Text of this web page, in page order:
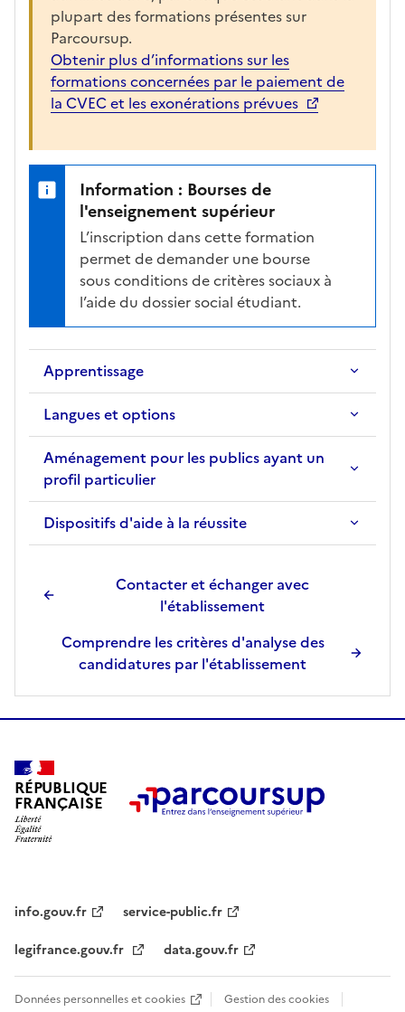
f
c
h
e
l
f
i
c
h
e
d
e
l
f
r
m
t
o
s
e
c
t
i
n
é
plupart des formations présentes sur
Parcoursup.
Obtenir plus d’informations sur les
formations concernées par le paiement de
la CVEC et les exonérations prévues
Information : Bourses de
l'enseignement supérieur
L’inscription dans cette formation
permet de demander une bourse
sous conditions de critères sociaux à
l’aide du dossier social étudiant.
Apprentissage
Langues et options
Aménagement pour les publics ayant un
profil particulier
Dispositifs d'aide à la réussite
Contacter et échanger avec
l'établissement
Comprendre les critères d'analyse des
candidatures par l'établissement
RÉPUBLIQUE
FRANÇAISE
info.gouv.fr
service-public.fr
legifrance.gouv.fr
data.gouv.fr
Données personnelles et cookies Gestion des cookies